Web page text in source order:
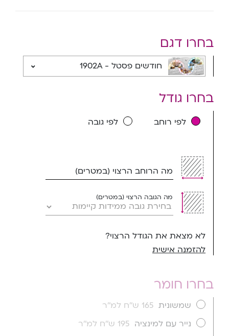
בחרו דגם
בחרו גודל
לפי רוחב לפי גובה
מה הרוחב הרצוי (במטרים)
מה הגובה הרצוי (במטרים)
לא מצאת את הגודל הרצוי?
להזמנה אישית
בחרו חומר
שמשונית 165 ש''ח למ''ר
נייר עם למינציה 195 ש''ח למ''ר